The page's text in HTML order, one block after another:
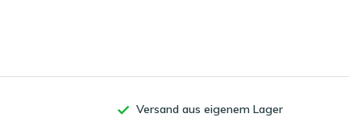
Versand aus eigenem Lager